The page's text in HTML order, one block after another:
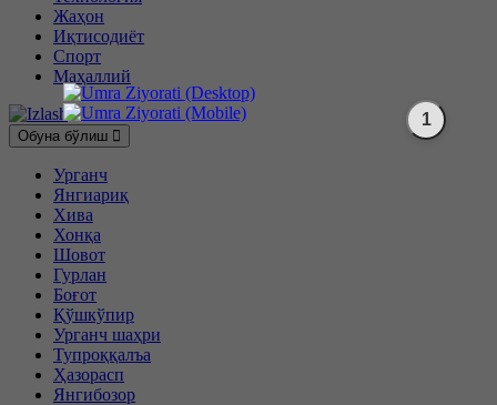
Жаҳон
Иқтисодиёт
Спорт
Маҳаллий
Обуна бўлиш
Урганч
Янгиариқ
Хива
Хонқа
Шовот
Гурлан
Боғот
Қўшкўпир
Урганч шаҳри
Тупроққалъа
Ҳазорасп
Янгибозор